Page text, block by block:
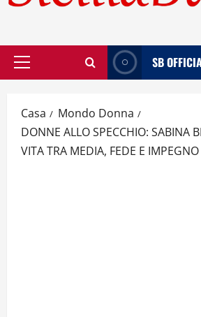
Menù
SB
Casa
Mondo Donna
DONNE ALLO SPECCHIO: SABINA
VITA TRA MEDIA, FEDE E IMPEGNO